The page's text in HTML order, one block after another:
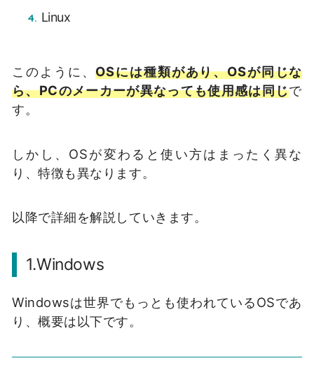
Linux
このように、OSには種類があり、OSが同じな
ら、PCのメーカーが異なっても使用感は同じで
す。
しかし、OSが変わると使い方はまったく異な
り、特徴も異なります。
以降で詳細を解説していきます。
1.Windows
Windowsは世界でもっとも使われているOSであ
り、概要は以下です。